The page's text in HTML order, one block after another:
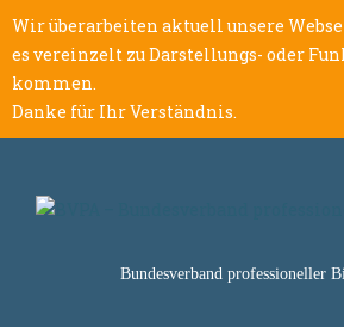
Wir überarbeiten aktuell unsere
es vereinzelt zu Darstellungs- oder
kommen.
Danke für Ihr Verständnis.
Bundesverband professioneller